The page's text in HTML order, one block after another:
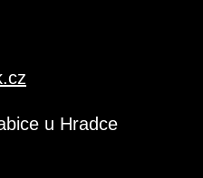
u Hradce